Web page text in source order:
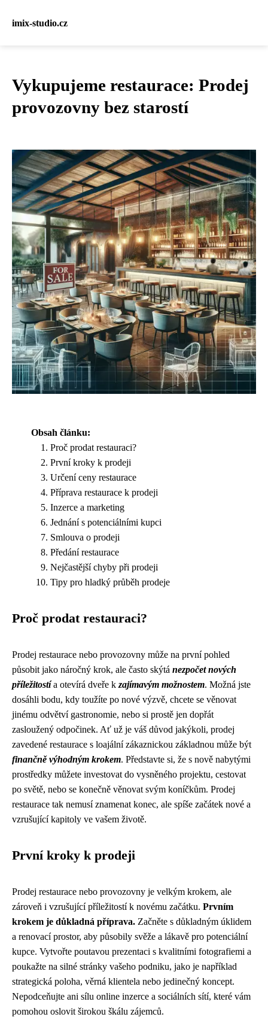
imix-studio.cz
Vykupujeme restaurace: Prodej
provozovny bez starostí
Obsah článku:
Proč prodat restauraci?
První kroky k prodeji
Určení ceny restaurace
Příprava restaurace k prodeji
Inzerce a marketing
Jednání s potenciálními kupci
Smlouva o prodeji
Předání restaurace
Nejčastější chyby při prodeji
Tipy pro hladký průběh prodeje
Proč prodat restauraci?
Prodej restaurace nebo provozovny může na první pohled
působit jako náročný krok, ale často skýtá nezpočet nových
příležitostía otevírá dveře k zajímavým možnostem. Možná jste
dosáhli bodu, kdy toužíte po nové výzvě, chcete se věnovat
jinému odvětví gastronomie, nebo si prostě jen dopřát
zasloužený odpočinek. Ať už je váš důvod jakýkoli, prodej
zavedené restaurace s loajální zákaznickou základnou může být
finančně výhodným krokem. Představte si, že s nově nabytými
prostředky můžete investovat do vysněného projektu, cestovat
po světě, nebo se konečně věnovat svým koníčkům. Prodej
restaurace tak nemusí znamenat konec, ale spíše začátek nové a
vzrušující kapitoly ve vašem životě.
První kroky k prodeji
Prodej restaurace nebo provozovny je velkým krokem, ale
zároveň i vzrušující příležitostí k novému začátku. Prvním
krokem je důkladná příprava. Začněte s důkladným úklidem
a renovací prostor, aby působily svěže a lákavě pro potenciální
kupce. Vytvořte poutavou prezentaci s kvalitními fotografiemi a
poukažte na silné stránky vašeho podniku, jako je například
strategická poloha, věrná klientela nebo jedinečný koncept.
Nepodceňujte ani sílu online inzerce a sociálních sítí, které vám
pomohou oslovit širokou škálu zájemců.